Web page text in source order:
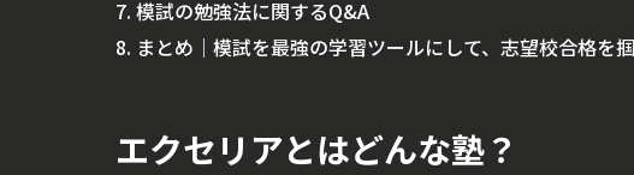
7. 模試の勉強法に関するQ&A
8. まとめ｜模試を最強の学習ツールにして、志望校合格を
エクセリアとはどんな塾？